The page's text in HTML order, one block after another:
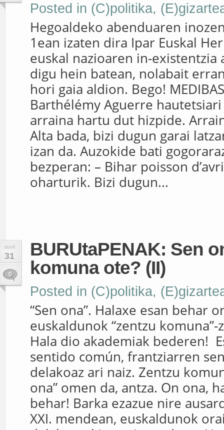
Posted in (C)politika,
Hegoaldeko abenduaren
1ean izaten dira Ipar Euskal
euskal nazioaren in-existentzia
digu hein batean, nolabait
hori gaia aldion. Bego!
Barthélémy Aguerre
arraina hartu dut hizpide.
Alta bada, bizi dugun garai
izan da. Auzokide bati
bezperan: – Bihar poisson
oharturik. Bizi dugun...
MAR
31
0
BURUtaPENAK: Sen
komuna ote? (II)
Posted in (C)politika,
“Sen ona”. Halaxe esan behar
euskaldunok “zentzu
Hala dio akademiak bederen!
sentido común, frantziarren
delakoaz ari naiz. Zentzu
ona” omen da, antza. On ona,
behar! Barka ezazue nire
XXI. mendean, euskaldunok